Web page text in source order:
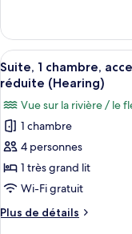
1
très
grand
lit,
baignoire
à
jets
(Balcony)
le
type
de
chambre
Présidentielle,
très
grand
lit,
jets
(Balcony)
Afficher
toutes
photos
pour
ce
type
de
chambre :
Suite,
6
Suite, 1 chambre,
réduite (Hearing)
Vue sur la rivière / le
1 chambre
4 personnes
1 très grand lit
Wi-Fi gratuit
Plus de détails
Plus